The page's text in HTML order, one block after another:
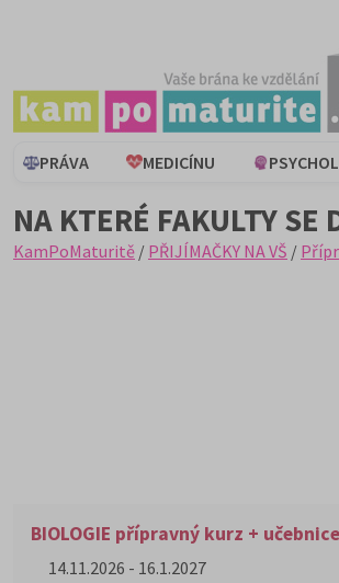
PRÁVA MEDICÍNU
NA KTERÉ FAKULTY
KamPoMaturitě / PŘIJÍMAČKY NA VŠ /
BIOLOGIE přípravný kurz +
14.11.2026 - 16.1.2027